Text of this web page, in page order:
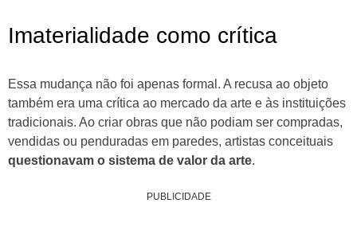
Imaterialidade como crítica
Essa mudança não foi apenas formal. A recusa ao objeto
também era uma crítica ao mercado da arte e às instituições
tradicionais. Ao criar obras que não podiam ser compradas,
vendidas ou penduradas em paredes, artistas conceituais
questionavam o sistema de valor da arte.
PUBLICIDADE